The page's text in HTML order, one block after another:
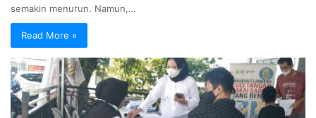
semakin menurun. Namun,…
Read More »